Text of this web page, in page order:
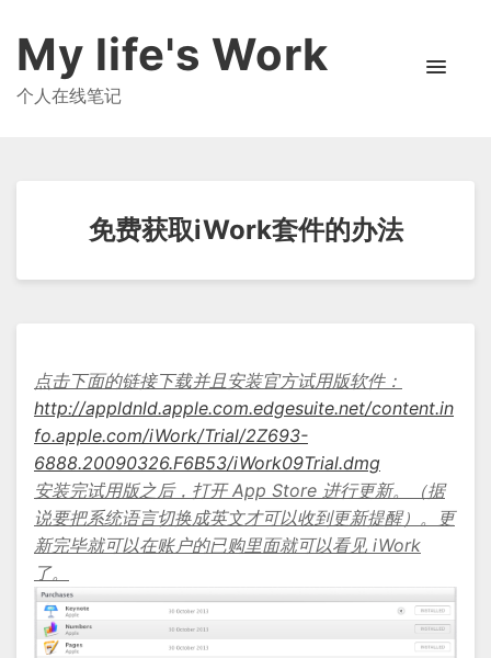
My life's Work
个人在线笔记
免费获取iWork套件的办法
点击下面的链接下载并且安装官方试用版软件：
http://appldnld.apple.com.edgesuite.net/content.in
fo.apple.com/iWork/Trial/2Z693-
6888.20090326.F6B53/iWork09Trial.dmg
安装完试用版之后，打开 App Store 进行更新。（据
说要把系统语言切换成英文才可以收到更新提醒）。更
新完毕就可以在账户的已购里面就可以看见 iWork
了。